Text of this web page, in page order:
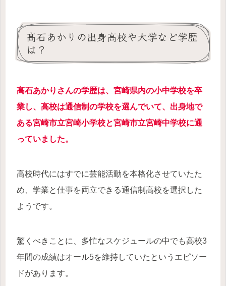
髙石あかりの出身高校や大学など学歴
は？
髙石あかりさんの学歴は、宮崎県内の小中学校を卒
業し、高校は通信制の学校を選んでいて、出身地で
ある宮崎市立宮崎小学校と宮崎市立宮崎中学校に通
っていました。
高校時代にはすでに芸能活動を本格化させていたた
め、学業と仕事を両立できる通信制高校を選択した
ようです。
驚くべきことに、多忙なスケジュールの中でも高校3
年間の成績はオール5を維持していたというエピソー
ドがあります。